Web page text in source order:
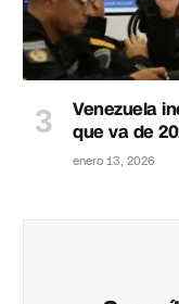
Venezuela
que va de
enero 13, 2026